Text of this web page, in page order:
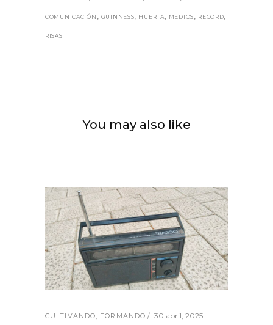
COMUNICACIÓN , GUINNESS, HUERTA, MEDIOS, RECORD,
RISAS
You may also like
CULTIVANDO FORMANDO 30 abril, 2025